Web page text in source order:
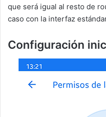
que será igual al resto de
caso con la interfaz
Configuración